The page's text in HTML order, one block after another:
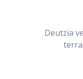
Deutzia